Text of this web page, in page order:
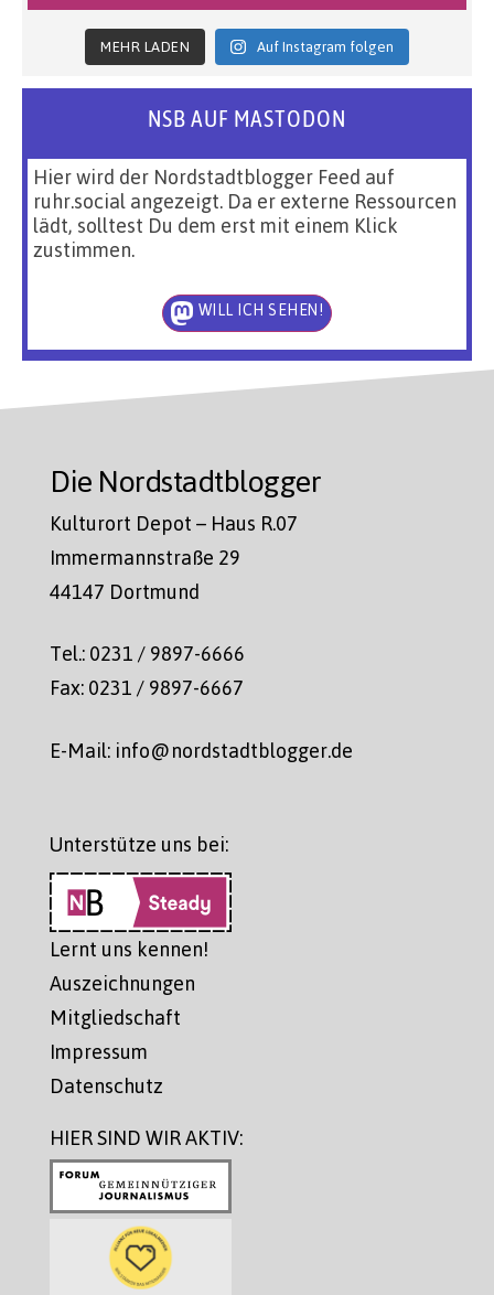
MEHR LADEN Auf Instagram folgen
NSB AUF MASTODON
Hier wird der Nordstadtblogger Feed auf
ruhr.social angezeigt. Da er externe Ressourcen
lädt, solltest Du dem erst mit einem Klick
zustimmen.
WILL ICH SEHEN!
Die Nordstadtblogger
Kulturort Depot – Haus R.07
Immermannstraße 29
44147 Dortmund
Tel.: 0231 / 9897-6666
Fax: 0231 / 9897-6667
E-Mail: info@nordstadtblogger.de
Unterstütze uns bei:
Lernt uns kennen!
Auszeichnungen
Mitgliedschaft
Impressum
Datenschutz
HIER SIND WIR AKTIV: